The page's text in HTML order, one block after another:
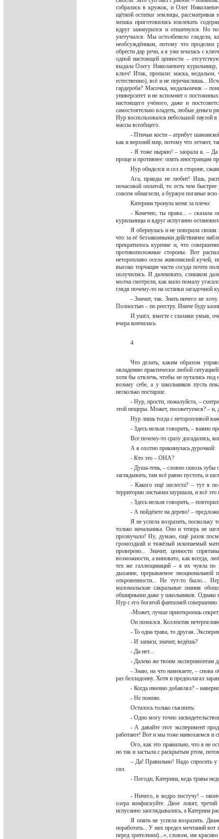
собрались в кружок, и Олег
щёткой остатки землицы, рассматривая
мешка приготовились извлекать
вдруг зажмурился и отшатнулся. Но
улетучился. Мы остолбенело глядели,
необсуждённым, потому что проделки
обрести дар речи, а я уже мчалась с
одной настоящей ценности –
выдала Олегу Николаевичу
ключ! Итак, пропали: маска, медальон,
естественно), всё и не перечислишь...
гардероба? Масочка, медальончик –
университет и не вспомнит о
настоящего учёного, даже и
самостоятельно владеть, любые деньги
Нур воспользовался небольшой паузой
массы всеобщего.
- Птичьи кости – атрибут
как в верхний мир, потому что летают,
- Я тоже ныряю! – заорала я. – Да
проще и противнее: опять иностранцам
Нур обиделся и сел в стороне,
Ага, правды не любит! Ишь,
почасовой оплатой, то есть чем
совсем обнаглели, а буржуи поганые
Катерина тронула меня за плечо:
- Конечно, ты права... – сказала
курильницы и вдруг испуганно
Я обернулась и не поверила
что за её беззаконными действиями
прекратилось курение и, что
противоположные стороны. Вот
неторопливо осела живописной кучей,
высоко торчащие части сосуда почти
получились. И далековато, слишком
молча смотрели, как мало помалу
глядя почему-то на останки загадочной
- Значит, так. Знать ничего не
Полностью – по реестру. Иначе буду
И ушёл, вместе с глазами умыв,
вчера кончилась.
4
Что делать, каким образом
овладению практически любой
хотя бы отвлечь, чтобы не путались
возьму себе, а у школьников пусть
несколько постарше.
- Нур, прости, пожалуйста, –
этой пещеры. Может, посоветуемся? –
Нур лишь тогда с неторопливой
- Здесь нельзя говорить, –
Все почему-то сразу догадались,
А я охотно прикинулась дурочкой:
- Кто это – ОНА?
- Душа-тень, – словно сквозь зубы
заглядывать, там всё равно пустота, и
- Какого ещё шелеста? – тут я
территории листьями шуршала, и всё
- Здесь нельзя говорить, –
- А пойдёмте на дерево! –
Я не успела возразить, поскольку
только начальника. Оно и теперь не
прозвучало! Ну, думаю, ещё разок
громоздкий и тяжёлый ископаемый
проверено... Значит, ценности
возможности, а виновато, как всегда,
тех же галлюцинаций – я их чуяла по
дыхание, прерываемое эмоциональной
откровенности... Не тут-то было...
маломальские сакральные знания
обширными даже у школьников. Однако
Нур с его богатой фантазией
-Может, лучше приоткроешь
Он помялся. Коллектив
- То одна трава, то другая.
- И записи, значит, ведёшь?
- Да нет...
- Далеко же твоим экспериментам
- Знаю, на что намекаете, – снова
раз белладонну. Хотя и предполагал
- Когда именно добавлял? –
- Не помню.
Осталось только съязвить:
- Одно могу точно
- А давайте этот эксперимент
работают! Вот и мы тоже нанюхаемся и
Ого, как это правильно, что я не
но так и застыла с раскрытым ртом,
– Да! Правильно! Надо спросить
сил.
- Погоди, Катерина, ведь травы
- Ничего, в ведро постучу! –
озера конфискуйте. Двое ловят,
испуганно заоглядывались, а Катерина
Я опять не успела возразить.
поработать... У них предел мечтаний
перед зрителями)...», словом, им